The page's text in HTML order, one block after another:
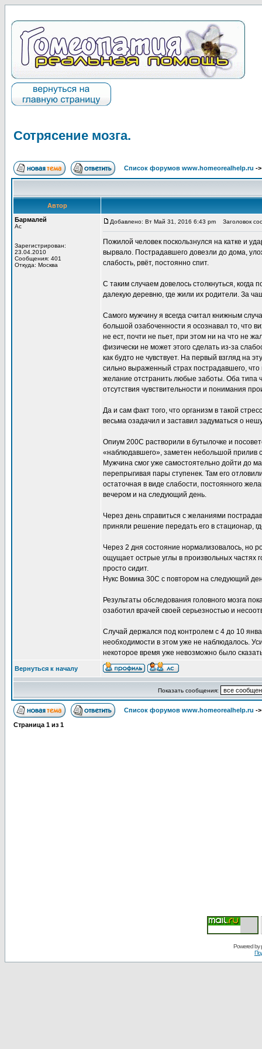
Сотрясение мозга.
Список форумов www.homeorealhelp.ru -
Автор
Бармалей
Ас
Зарегистрирован:
23.04.2010
Сообщения: 401
Откуда: Москва
Добавлено: Вт Май 31, 2016 6:43 pm Заголовок
Пожилой человек поскользнулся на катке и
вырвало. Пострадавшего довезли до дома,
слабость, рвёт, постоянно спит.
С таким случаем довелось столкнуться,
далекую деревню, где жили их родители. За
Самого мужчину я всегда считал книжным
большой озабоченности я осознавал то, что
не ест, почти не пьет, при этом ни на что не
физически не может этого сделать из-за
как будто не чувствует. На первый взгляд на
сильно выраженный страх пострадавшего, что
желание отстранить любые заботы. Оба типа
отсутствия чувствительности и понимания
Да и сам факт того, что организм в такой
весьма озадачил и заставил задуматься о
Опиум 200С растворили в бутылочке и
«наблюдавшего», заметен небольшой прилив
Мужчина смог уже самостоятельно дойти до
перепрыгивая пары ступенек. Там его
остаточная в виде слабости, постоянного
вечером и на следующий день.
Через день справиться с желаниями
приняли решение передать его в стационар,
Через 2 дня состояние нормализовалось, но
ощущает острые углы в произвольных частях
просто сидит.
Нукс Вомика 30С с повтором на следующий
Результаты обследования головного мозга
озаботил врачей своей серьезностью и
Случай держался под контролем с 4 до 10
необходимости в этом уже не наблюдалось.
некоторое время уже невозможно было
Вернуться к началу
Показать сообщения:
Список форумов www.homeorealhelp.ru -
Страница 1 из 1
Powered by